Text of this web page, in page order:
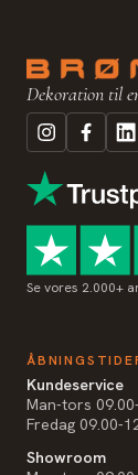
Dekoration til
Se vores 2.000+
Kundeservice
Man-tors
Fredag 09.00-
Showroom